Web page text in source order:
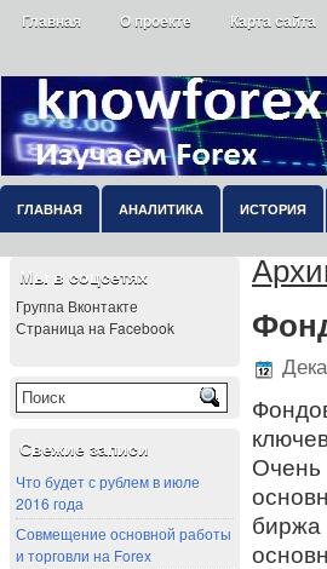
Главная О проекте Карта сайта
ГЛАВНАЯ АНАЛИТИКА ИСТОРИЯ
Мы в соцсетях
Группа Вконтакте
Страница на Facebook
Свежие записи
Что будет с рублем в июле
2016 года
Совмещение основной работы
и торговли на Forex